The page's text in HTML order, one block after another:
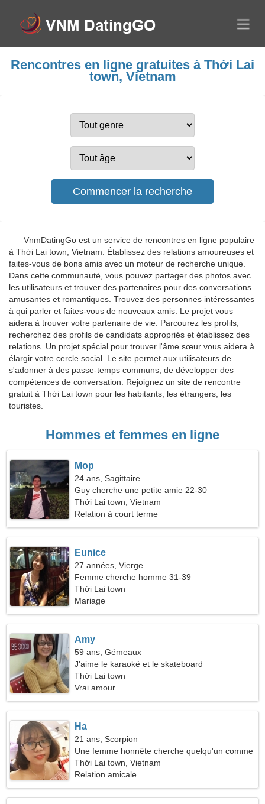
Rencontres en ligne gratuites à Thới Lai
town, Vietnam
VnmDatingGo est un service de rencontres en ligne populaire
à Thới Lai town, Vietnam. Établissez des relations amoureuses et
faites-vous de bons amis avec un moteur de recherche unique.
Dans cette communauté, vous pouvez partager des photos avec
les utilisateurs et trouver des partenaires pour des conversations
amusantes et romantiques. Trouvez des personnes intéressantes
à qui parler et faites-vous de nouveaux amis. Le projet vous
aidera à trouver votre partenaire de vie. Parcourez les profils,
recherchez des profils de candidats appropriés et établissez des
relations. Un projet spécial pour trouver l'âme sœur vous aidera à
élargir votre cercle social. Le site permet aux utilisateurs de
s'adonner à des passe-temps communs, de développer des
compétences de conversation. Rejoignez un site de rencontre
gratuit à Thới Lai town pour les habitants, les étrangers, les
touristes.
Hommes et femmes en ligne
Mop
24 ans, Sagittaire
Guy cherche une petite amie 22-30
Thới Lai town, Vietnam
Relation à court terme
Eunice
27 années, Vierge
Femme cherche homme 31-39
Thới Lai town
Mariage
Amy
59 ans, Gémeaux
J'aime le karaoké et le skateboard
Thới Lai town
Vrai amour
Ha
21 ans, Scorpion
Une femme honnête cherche quelqu'un comme
vous
Thới Lai town, Vietnam
Relation amicale